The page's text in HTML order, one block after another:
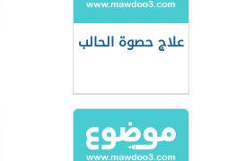
علاج حصوة الحالب